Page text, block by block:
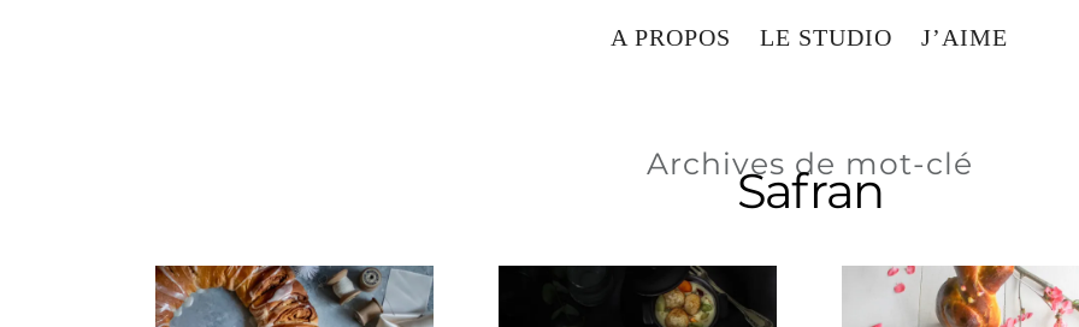
A PROPOS LE STUDIO J’AIME
Archives de mot-clé
Safran